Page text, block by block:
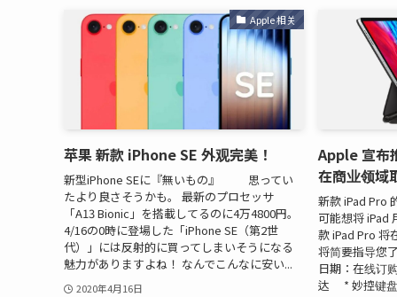
Apple 相关
苹果 新款 iPhone SE 外观完美！
新型iPhone SEに『無いもの』 思ってい
たより良さそうかも。 最新のプロセッサ
「A13 Bionic」を搭載してるのに4万4800円。
4/16の0時に登場した「iPhone SE（第2世
代）」には反射的に買ってしまいそうになる
魅力がありますよね！ なんでこんなに安い...
2020年4月16日
Apple 宣布
在商业领域
新款 iPad Pro
可能想将 iPad
款 iPad Pro 将
将简要指导您
日期：在线订
达 * 妙控键盘